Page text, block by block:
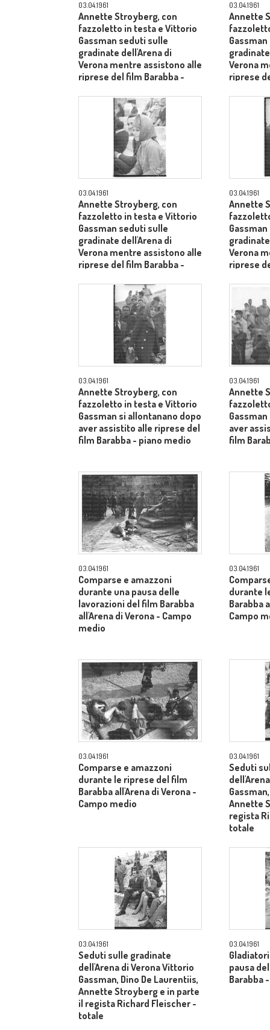
03.04.1961
Annette Stroyberg, con
fazzoletto in testa e Vittorio
Gassman seduti sulle
gradinate dell'Arena di
Verona mentre assistono alle
riprese del film Barabba -
03.04.1961
Annette
Verona
riprese
03.04.1961
Annette Stroyberg, con
fazzoletto in testa e Vittorio
Gassman seduti sulle
gradinate dell'Arena di
Verona mentre assistono alle
riprese del film Barabba -
03.04.1961
Annette
Verona
riprese
03.04.1961
Annette Stroyberg, con
fazzoletto in testa e Vittorio
Gassman si allontanano dopo
aver assistito alle riprese del
film Barabba - piano medio
03.04.1961
Annette
aver
film
03.04.1961
Comparse e amazzoni
durante una pausa delle
lavorazioni del film Barabba
all'Arena di Verona - Campo
medio
03.04.1961
durante
Barabba
Campo
03.04.1961
Comparse e amazzoni
durante le riprese del film
Barabba all'Arena di Verona -
Campo medio
03.04.1961
Seduti
Annette
regista
totale
03.04.1961
Seduti sulle gradinate
dell'Arena di Verona Vittorio
Gassman, Dino De Laurentiis,
Annette Stroyberg e in parte
il regista Richard Fleischer -
totale
03.04.1961
pausa
Barabba